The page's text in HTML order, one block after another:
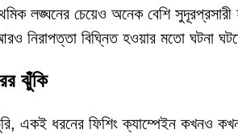
লঙ্ঘনের চেয়েও অনেক বেশি
নিরাপত্তা বিঘ্নিত হওয়ার মতো ঘটনা
ঝুঁকি
একই ধরনের ফিশিং ক্যাম্পেইন কখনও